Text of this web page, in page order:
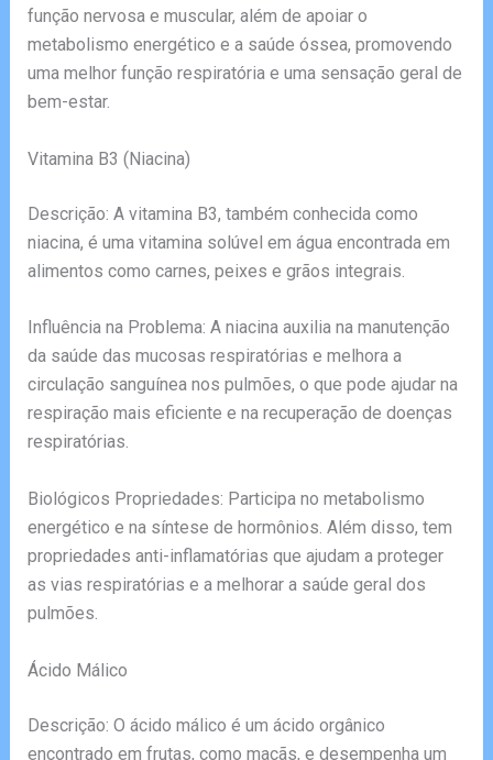
função nervosa e muscular, além de apoiar o
metabolismo energético e a saúde óssea, promovendo
uma melhor função respiratória e uma sensação geral de
bem-estar.
Vitamina B3 (Niacina)
Descrição: A vitamina B3, também conhecida como
niacina, é uma vitamina solúvel em água encontrada em
alimentos como carnes, peixes e grãos integrais.
Influência na Problema: A niacina auxilia na manutenção
da saúde das mucosas respiratórias e melhora a
circulação sanguínea nos pulmões, o que pode ajudar na
respiração mais eficiente e na recuperação de doenças
respiratórias.
Biológicos Propriedades: Participa no metabolismo
energético e na síntese de hormônios. Além disso, tem
propriedades anti-inflamatórias que ajudam a proteger
as vias respiratórias e a melhorar a saúde geral dos
pulmões.
Ácido Málico
Descrição: O ácido málico é um ácido orgânico
encontrado em frutas, como maçãs, e desempenha um